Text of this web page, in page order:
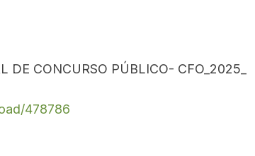
DE CONCURSO PÚBLICO- CFO_2025_
478786